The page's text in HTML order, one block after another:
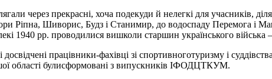
через прекрасні, хоча подекуди й нелегкі для учасників,
Ріпна, Шиворис, Будз і Станимир, до водоспаду Перемога і
1940 рр. проводилися вишколи старшин українського
працівники-фахівці зі спортивноготуризму і
області булисформовані з випускників ІФОДЦТКУМ.